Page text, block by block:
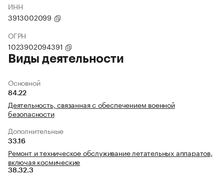
ИНН
3913002099
ОГРН
1023902094391
Виды деятельности
Основной
84.22
Деятельность, связанная с обеспечением военной
безопасности
Дополнительные
33.16
Ремонт и техническое обслуживание летательных аппаратов,
включая космические
38.32.3